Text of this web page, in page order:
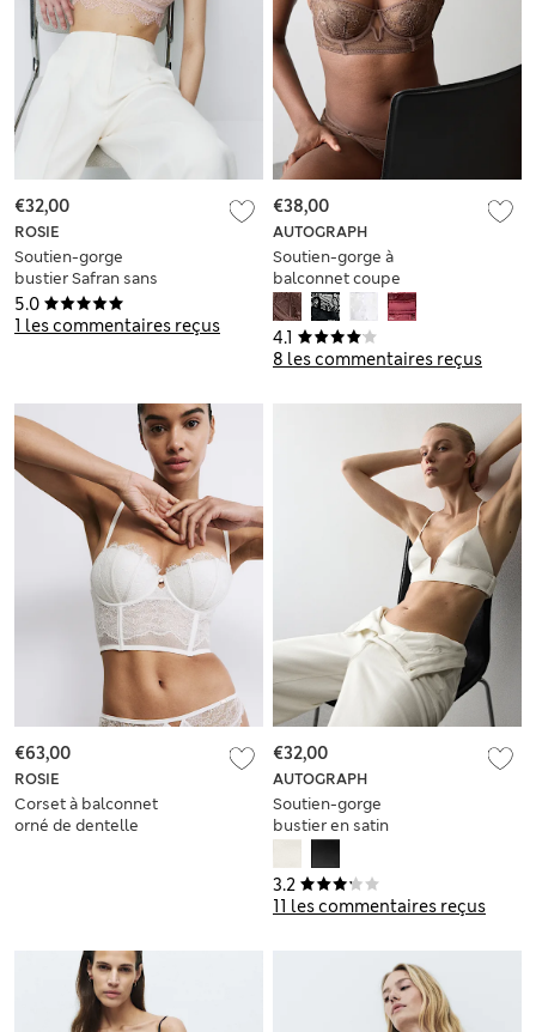
5.0
1 les commentaires reçus
ROSIE
Soutien-gorge
bustier Safran sans
armature avec
dentelle, bonnets A
€32,00
4.1
8 les commentaires reçus
AUTOGRAPH
Soutien-gorge à
balconnet coupe
longue Savannah à
armatures et
dentelle, bonnets A
à E
€38,00
ROSIE
Corset à balconnet
orné de dentelle
€63,00
3.2
11 les commentaires reçus
AUTOGRAPH
Soutien-gorge
bustier en satin
Black Label
€32,00